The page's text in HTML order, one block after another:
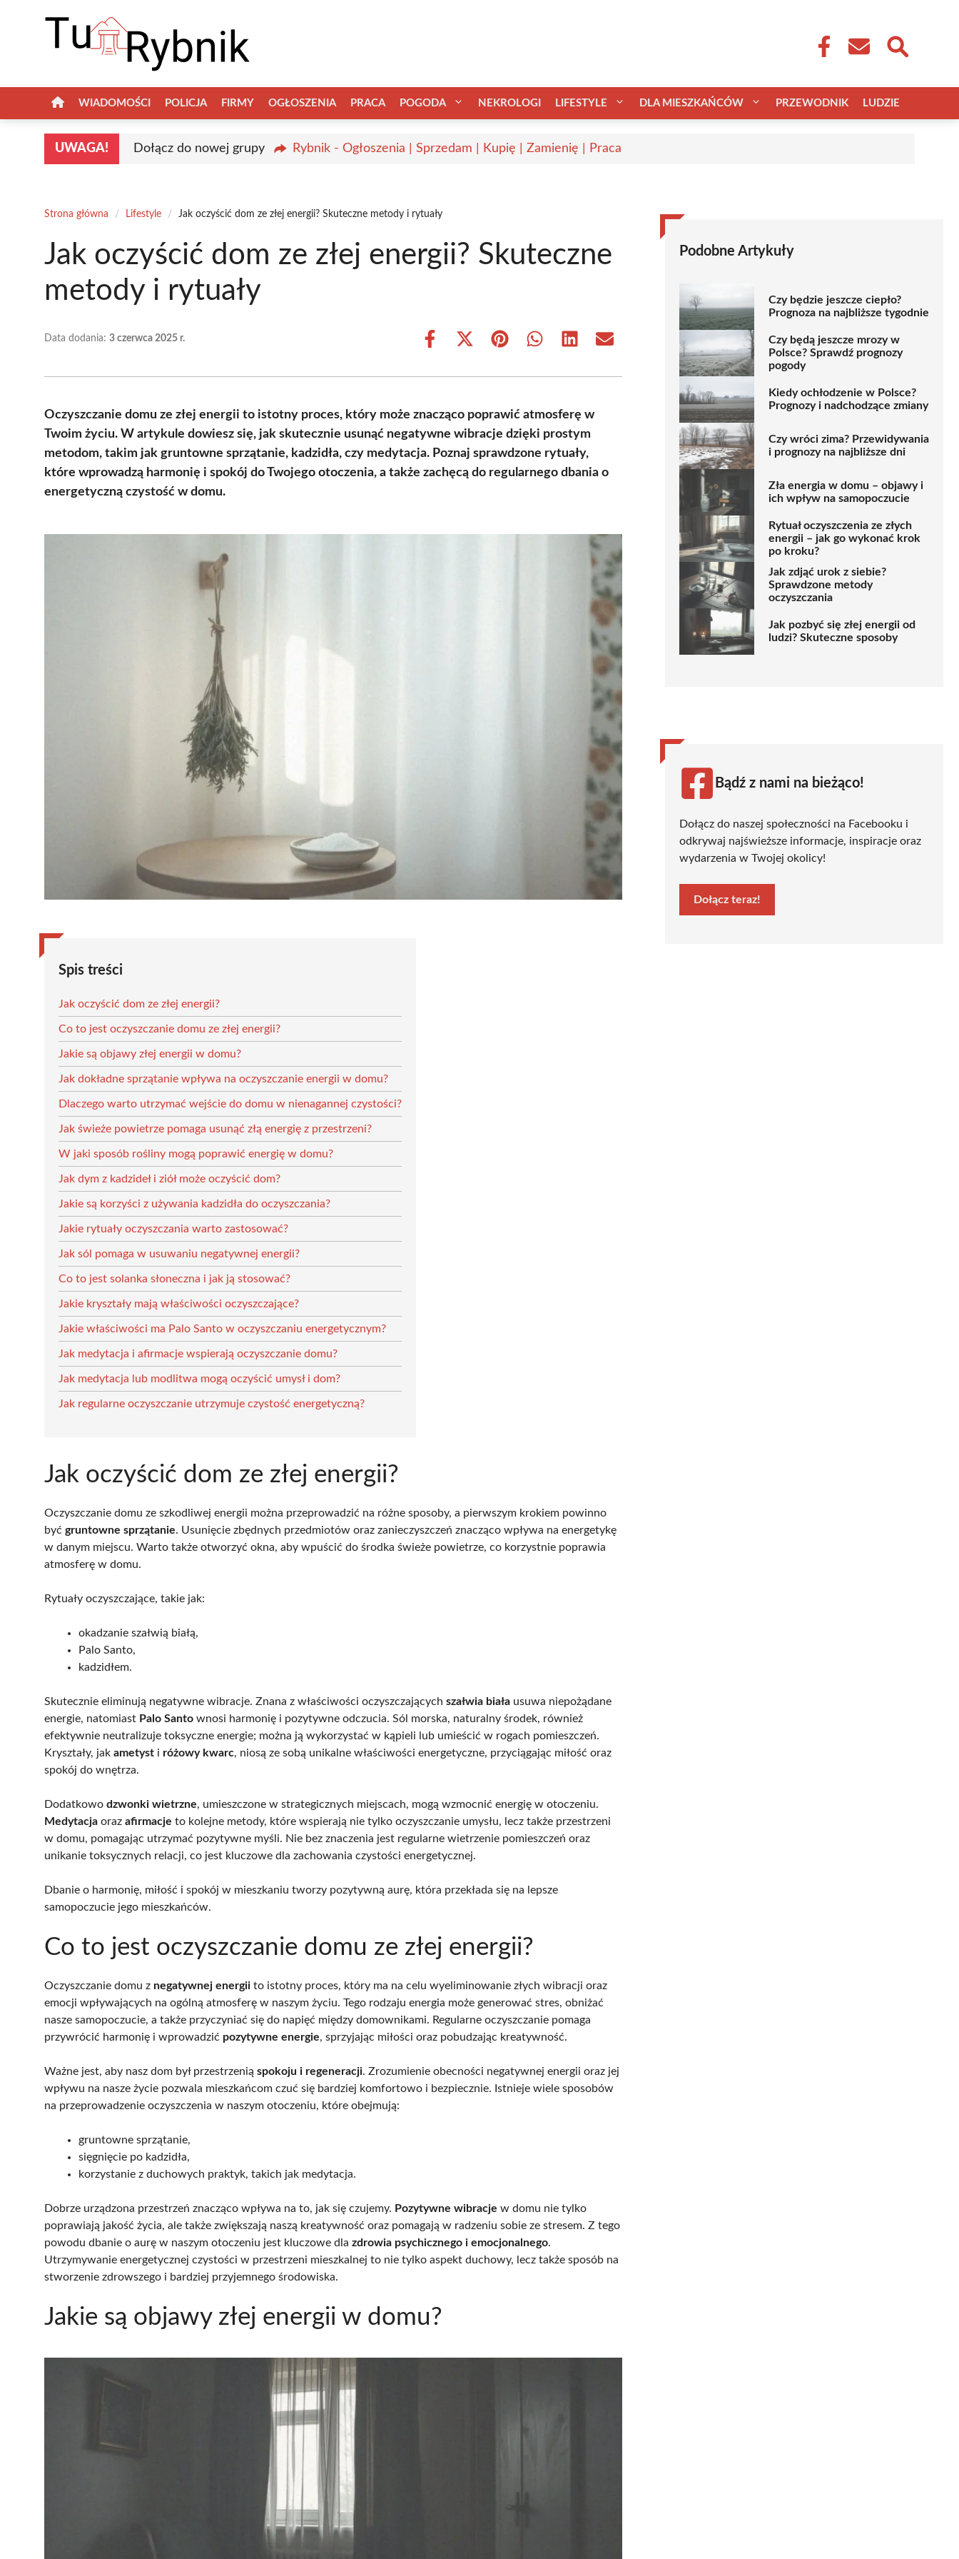
WIADOMOŚCI POLICJA FIRMY OGŁOSZENIA PRACA POGODA NEKROLOGI LIFESTYLE DLA MIESZKAŃCÓW PRZEWODNIK LUDZIE
UWAGA! Dołącz do nowej grupy Rybnik - Ogłoszenia | Sprzedam | Kupię | Zamienię | Praca
Strona główna / Lifestyle / Jak oczyścić dom ze złej energii? Skuteczne metody i rytuały
Jak oczyścić dom ze złej energii? Skuteczne
metody i rytuały
Data dodania: 3 czerwca 2025 r.
Share
Share
(Twitter)
Share Share Share Share
Oczyszczanie domu ze złej energii to istotny proces, który może znacząco poprawić atmosferę w
Twoim życiu. W artykule dowiesz się, jak skutecznie usunąć negatywne wibracje dzięki prostym
metodom, takim jak gruntowne sprzątanie, kadzidła, czy medytacja. Poznaj sprawdzone rytuały,
które wprowadzą harmonię i spokój do Twojego otoczenia, a także zachęcą do regularnego dbania o
energetyczną czystość w domu.
Spis treści
Jak oczyścić dom ze złej energii?
Co to jest oczyszczanie domu ze złej energii?
Jakie są objawy złej energii w domu?
Jak dokładne sprzątanie wpływa na oczyszczanie energii w domu?
Dlaczego warto utrzymać wejście do domu w nienagannej czystości?
Jak świeże powietrze pomaga usunąć złą energię z przestrzeni?
W jaki sposób rośliny mogą poprawić energię w domu?
Jak dym z kadzideł i ziół może oczyścić dom?
Jakie są korzyści z używania kadzidła do oczyszczania?
Jakie rytuały oczyszczania warto zastosować?
Jak sól pomaga w usuwaniu negatywnej energii?
Co to jest solanka słoneczna i jak ją stosować?
Jakie kryształy mają właściwości oczyszczające?
Jakie właściwości ma Palo Santo w oczyszczaniu energetycznym?
Jak medytacja i afirmacje wspierają oczyszczanie domu?
Jak medytacja lub modlitwa mogą oczyścić umysł i dom?
Jak regularne oczyszczanie utrzymuje czystość energetyczną?
Jak oczyścić dom ze złej energii?
Oczyszczanie domu ze szkodliwej energii można przeprowadzić na różne sposoby, a pierwszym krokiem powinno
być gruntowne sprzątanie. Usunięcie zbędnych przedmiotów oraz zanieczyszczeń znacząco wpływa na energetykę
w danym miejscu. Warto także otworzyć okna, aby wpuścić do środka świeże powietrze, co korzystnie poprawia
atmosferę w domu.
Rytuały oczyszczające, takie jak:
okadzanie szałwią białą,
Palo Santo,
kadzidłem.
Skutecznie eliminują negatywne wibracje. Znana z właściwości oczyszczających szałwia biała usuwa niepożądane
energie, natomiast Palo Santo wnosi harmonię i pozytywne odczucia. Sól morska, naturalny środek, również
efektywnie neutralizuje toksyczne energie; można ją wykorzystać w kąpieli lub umieścić w rogach pomieszczeń.
Kryształy, jak ametyst i różowy kwarc, niosą ze sobą unikalne właściwości energetyczne, przyciągając miłość oraz
spokój do wnętrza.
Dodatkowo dzwonki wietrzne, umieszczone w strategicznych miejscach, mogą wzmocnić energię w otoczeniu.
Medytacja oraz afirmacje to kolejne metody, które wspierają nie tylko oczyszczanie umysłu, lecz także przestrzeni
w domu, pomagając utrzymać pozytywne myśli. Nie bez znaczenia jest regularne wietrzenie pomieszczeń oraz
unikanie toksycznych relacji, co jest kluczowe dla zachowania czystości energetycznej.
Dbanie o harmonię, miłość i spokój w mieszkaniu tworzy pozytywną aurę, która przekłada się na lepsze
samopoczucie jego mieszkańców.
Co to jest oczyszczanie domu ze złej energii?
Oczyszczanie domu z negatywnej energii to istotny proces, który ma na celu wyeliminowanie złych wibracji oraz
emocji wpływających na ogólną atmosferę w naszym życiu. Tego rodzaju energia może generować stres, obniżać
nasze samopoczucie, a także przyczyniać się do napięć między domownikami. Regularne oczyszczanie pomaga
przywrócić harmonię i wprowadzić pozytywne energie, sprzyjając miłości oraz pobudzając kreatywność.
Ważne jest, aby nasz dom był przestrzenią spokoju i regeneracji. Zrozumienie obecności negatywnej energii oraz jej
wpływu na nasze życie pozwala mieszkańcom czuć się bardziej komfortowo i bezpiecznie. Istnieje wiele sposobów
na przeprowadzenie oczyszczenia w naszym otoczeniu, które obejmują:
gruntowne sprzątanie,
sięgnięcie po kadzidła,
korzystanie z duchowych praktyk, takich jak medytacja.
Dobrze urządzona przestrzeń znacząco wpływa na to, jak się czujemy. Pozytywne wibracje w domu nie tylko
poprawiają jakość życia, ale także zwiększają naszą kreatywność oraz pomagają w radzeniu sobie ze stresem. Z tego
powodu dbanie o aurę w naszym otoczeniu jest kluczowe dla zdrowia psychicznego i emocjonalnego.
Utrzymywanie energetycznej czystości w przestrzeni mieszkalnej to nie tylko aspekt duchowy, lecz także sposób na
stworzenie zdrowszego i bardziej przyjemnego środowiska.
Jakie są objawy złej energii w domu?
Podobne Artykuły
Czy będzie jeszcze ciepło?
Prognoza na najbliższe tygodnie
Czy będą jeszcze mrozy w
Polsce? Sprawdź prognozy
pogody
Kiedy ochłodzenie w Polsce?
Prognozy i nadchodzące zmiany
Czy wróci zima? Przewidywania
i prognozy na najbliższe dni
Zła energia w domu – objawy i
ich wpływ na samopoczucie
Rytuał oczyszczenia ze złych
energii – jak go wykonać krok
po kroku?
Jak zdjąć urok z siebie?
Sprawdzone metody
oczyszczania
Jak pozbyć się złej energii od
ludzi? Skuteczne sposoby
Bądź z nami na bieżąco!
Dołącz do naszej społeczności na Facebooku i
odkrywaj najświeższe informacje, inspiracje oraz
wydarzenia w Twojej okolicy!
Dołącz teraz!